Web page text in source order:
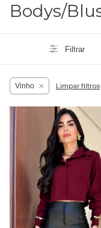
Bodys/
Filtrar
Vinho Limpar filtros